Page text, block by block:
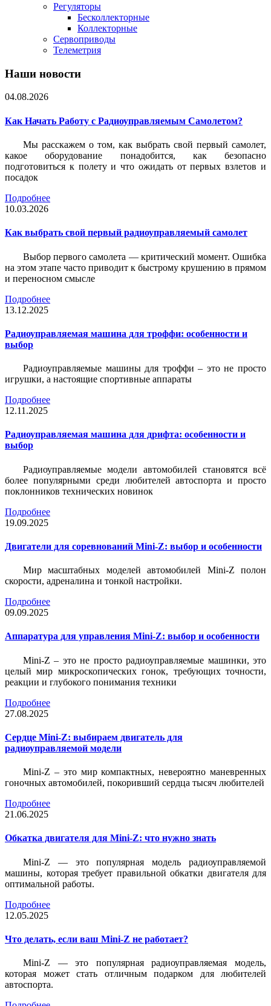
Регуляторы
Бесколлекторные
Коллекторные
Сервоприводы
Телеметрия
Наши новости
04.08.2026
Как Начать Работу с Радиоуправляемым Самолетом?
Мы расскажем о том, как выбрать свой первый самолет,
какое оборудование понадобится, как безопасно
подготовиться к полету и что ожидать от первых взлетов и
посадок
Подробнее
10.03.2026
Как выбрать свой первый радиоуправляемый самолет
Выбор первого самолета — критический момент. Ошибка
на этом этапе часто приводит к быстрому крушению в прямом
и переносном смысле
Подробнее
13.12.2025
Радиоуправляемая машина для троффи: особенности и
выбор
Радиоуправляемые машины для троффи – это не просто
игрушки, а настоящие спортивные аппараты
Подробнее
12.11.2025
Радиоуправляемая машина для дрифта: особенности и
выбор
Радиоуправляемые модели автомобилей становятся всё
более популярными среди любителей автоспорта и просто
поклонников технических новинок
Подробнее
19.09.2025
Двигатели для соревнований Mini-Z: выбор и особенности
Мир масштабных моделей автомобилей Mini-Z полон
скорости, адреналина и тонкой настройки.
Подробнее
09.09.2025
Аппаратура для управления Mini-Z: выбор и особенности
Mini-Z – это не просто радиоуправляемые машинки, это
целый мир микроскопических гонок, требующих точности,
реакции и глубокого понимания техники
Подробнее
27.08.2025
Сердце Mini-Z: выбираем двигатель для
радиоуправляемой модели
Mini-Z – это мир компактных, невероятно маневренных
гоночных автомобилей, покоривший сердца тысяч любителей
Подробнее
21.06.2025
Обкатка двигателя для Mini-Z: что нужно знать
Mini-Z — это популярная модель радиоуправляемой
машины, которая требует правильной обкатки двигателя для
оптимальной работы.
Подробнее
12.05.2025
Что делать, если ваш Mini-Z не работает?
Mini-Z — это популярная радиоуправляемая модель,
которая может стать отличным подарком для любителей
автоспорта.